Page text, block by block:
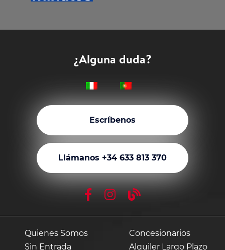
¿Alguna duda?
Escríbenos
Llámanos +34 633 813 370
Quienes Somos
Sin Entrada
Concesionarios
Alquiler Largo Plazo